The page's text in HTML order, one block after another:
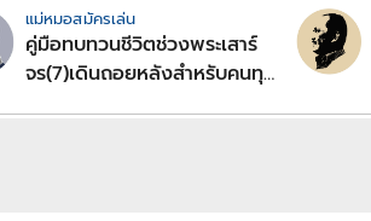
แม่หมอสมัครเล่น
คู่มือทบทวนชีวิตช่วงพระเสาร์
จร(7)เดินถอยหลังสำหรับคนทุก